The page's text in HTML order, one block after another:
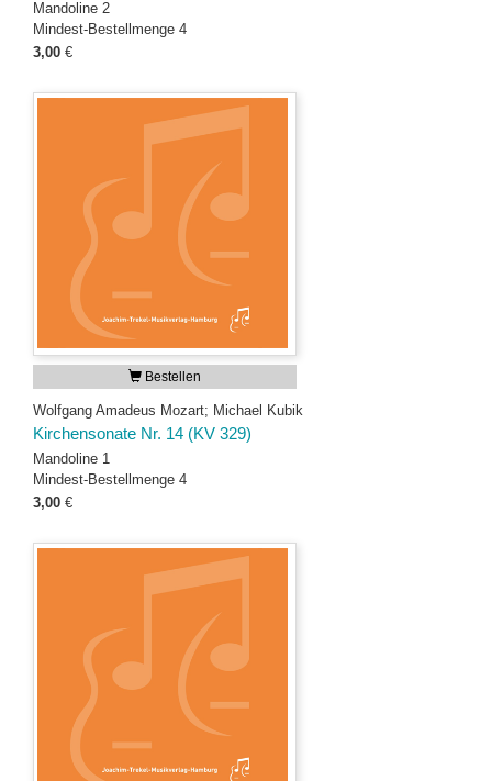
Mandoline 2
Mindest-Bestellmenge 4
3,00 €
Bestellen
Wolfgang Amadeus Mozart; Michael Kubik
Kirchensonate Nr. 14 (KV 329)
Mandoline 1
Mindest-Bestellmenge 4
3,00 €